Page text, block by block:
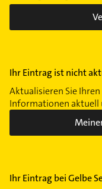
Ihr Eintrag ist nicht
Aktualisieren Sie
Informationen aktuell
Ihr Eintrag bei Gelbe